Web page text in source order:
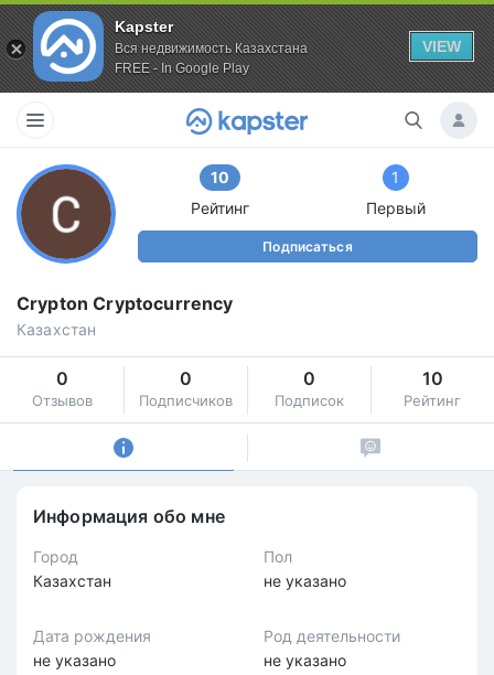
Kapster
Вся недвижимость Казахстана
FREE - In Google Play
VIEW
10
Рейтинг
1
Первый
Подписаться
Crypton Cryptocurrency
Казахстан
0
Отзывов
0
Подписчиков
0
Подписок
10
Рейтинг
Информация обо мне
Город
Казахстан
Пол
не указано
Дата рождения
не указано
Род деятельности
не указано